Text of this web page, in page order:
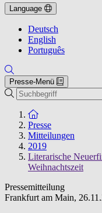
Language
Deutsch
English
Português
Presse-Menü
Suche
Zur Startseite
Presse
Mitteilungen
2019
Literarische
Weihnachtszeit
Pressemitteilung
Frankfurt am Main,